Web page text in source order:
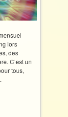
lors
des
C’est un
tous,